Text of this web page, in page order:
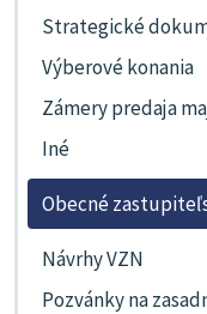
Strategické
Výberové konania
Zámery predaja
Iné
Obecné
Návrhy VZN
Pozvánky na